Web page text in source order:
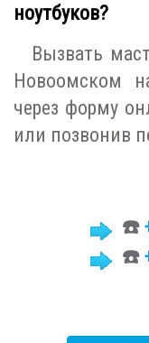
ноутбуков?
Вызвать
Новоомском
через форму
или позвонив
☎️
☎️